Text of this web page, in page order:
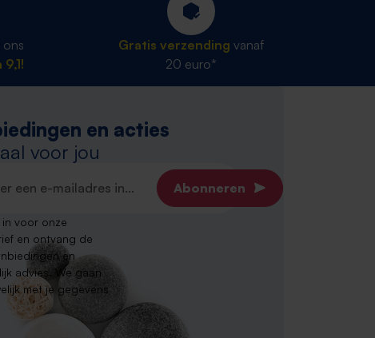
ons
Gratis verzending vanaf
20 euro*
en acties
voor jou
Abonneren
in voor onze
en ontvang de
en
advies. We gaan
met je gegevens